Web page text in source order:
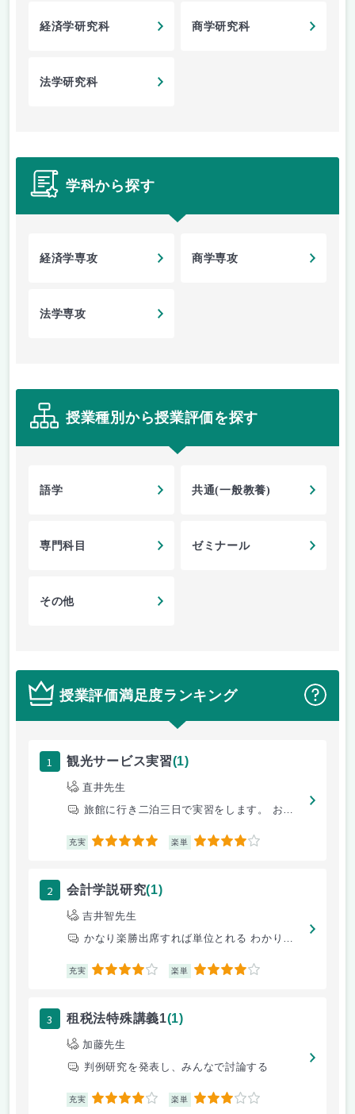
経済学研究科 商学研究科
法学研究科
学科から探す
経済学専攻 商学専攻
法学専攻
授業種別から授業評価を探す
語学 共通(一般教養)
専門科目 ゼミナール
その他
授業評価満足度ランキング ？
1 観光サービス実習(1)
直井先生
旅館に行き二泊三日で実習をします。 お金は少しいりますが、単位はもらえ
充実 5 楽単 4
2 会計学説研究(1)
吉井智先生
かなり楽勝出席すれば単位とれる わかりやすい
充実 4 楽単 4
3 租税法特殊講義1(1)
加藤先生
判例研究を発表し、みんなで討論する
充実 4 楽単 3